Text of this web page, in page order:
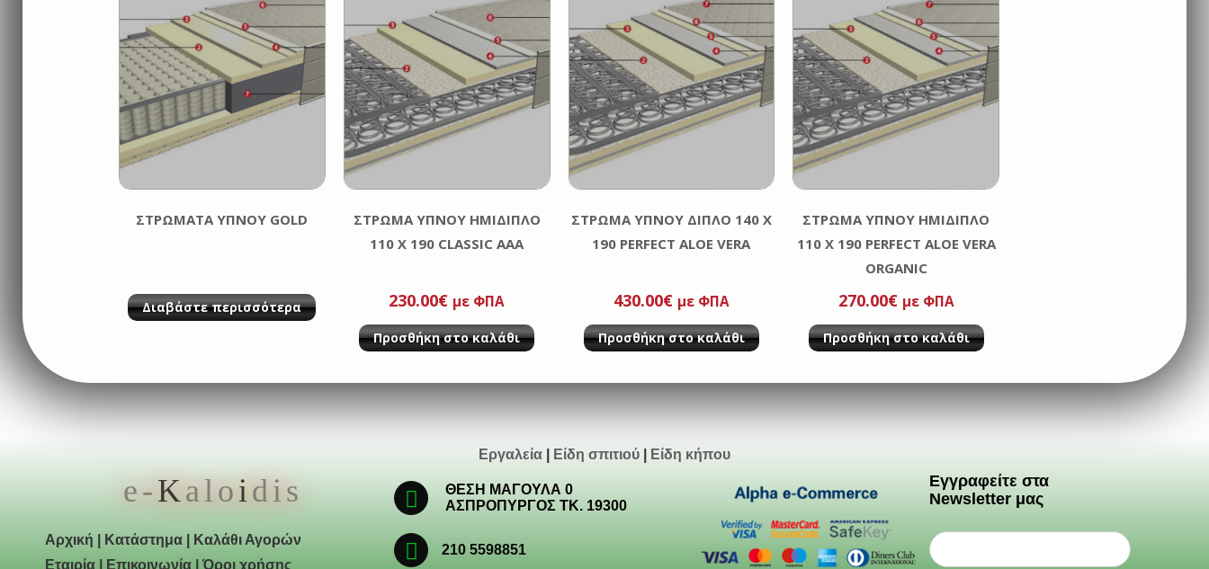
ΣΤΡΩΜΑΤΑ ΥΠΝΟΥ GOLD
Διαβάστε περισσότερα
ΣΤΡΩΜΑ ΥΠΝΟΥ ΗΜΙΔΙΠΛΟ
110 Χ 190 CLASSIC AAA
230.00€ με ΦΠΑ
Προσθήκη στο καλάθι
ΣΤΡΩΜΑ ΥΠΝΟΥ ΔΙΠΛΟ 140 Χ
190 PERFECT ALOE VERA
430.00€ με ΦΠΑ
Προσθήκη στο καλάθι
ΣΤΡΩΜΑ ΥΠΝΟΥ ΗΜΙΔΙΠΛΟ
110 Χ 190 PERFECT ALOE VERA
ORGANIC
270.00€ με ΦΠΑ
Προσθήκη στο καλάθι
Εργαλεία Είδη σπιτιού Είδη κήπου
e-Kaloidis
Αρχική Κατάστημα
Καλάθι Αγορών
Εταιρία
Επικοινωνία |Όροι χρήσης
ΘΕΣΗ ΜΑΓΟΥΛΑ 0
ΑΣΠΡΟΠΥΡΓΟΣ ΤΚ. 19300
210 5598851
Εγγραφείτε στα
Newsletter μας